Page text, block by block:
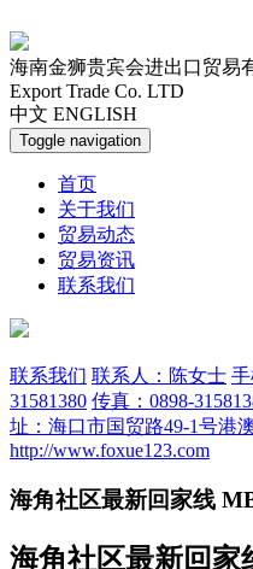
海南金狮贵宾会进出口贸易
Export Trade Co. LTD
中文 ENGLISH
Toggle navigation
首页
关于我们
贸易动态
贸易资讯
联系我们
联系我们 联系人：陈女士 手
31581380 传真：0898-
址：海口市国贸路49-1号港
http://www.foxue123.com
海角社区最新回家线
海角社区最新回家